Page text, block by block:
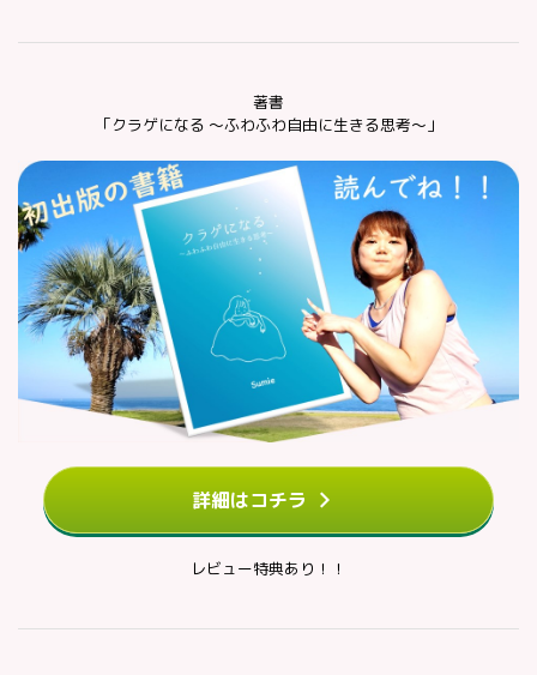
著書
「クラゲになる ～ふわふわ自由に生きる思考～」
詳細はコチラ
レビュー特典あり！！